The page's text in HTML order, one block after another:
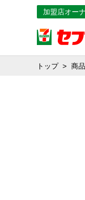
加盟店オー
トップ 商